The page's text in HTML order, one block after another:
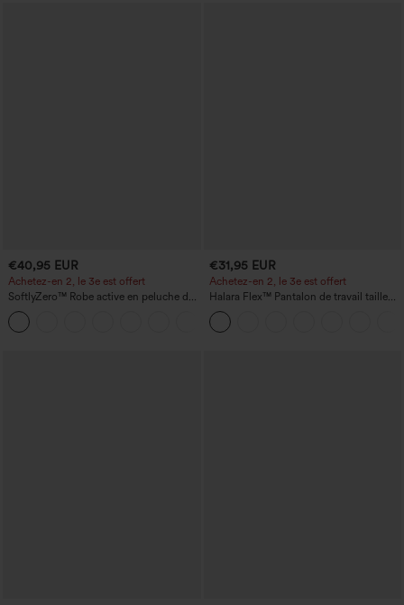
€40,95 EUR
Achetez-en 2, le 3e est offert
SoftlyZero™ Robe active en peluche dos
nu — Édition Hyper Facile
€31,95 EUR
Achetez-en 2, le 3e est offert
Halara Flex™ Pantalon de travail taille
haute avec poche latérale arrière et
légère coupe évasée